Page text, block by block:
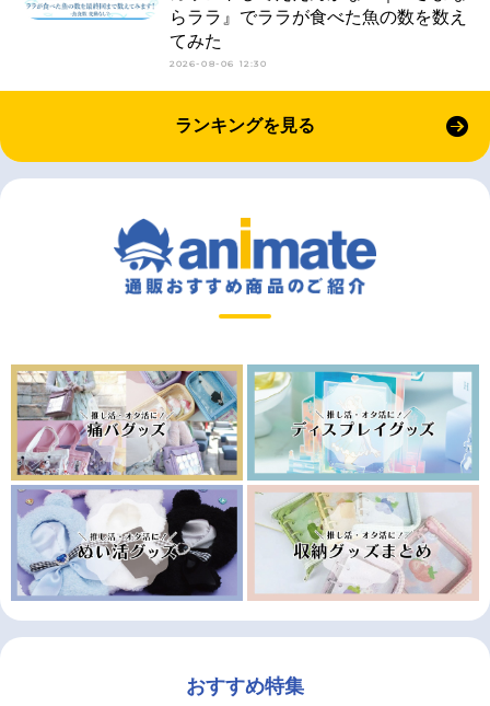
らララ』でララが食べた魚の数を数え
てみた
2026-08-06 12:30
ランキングを見る
おすすめ特集